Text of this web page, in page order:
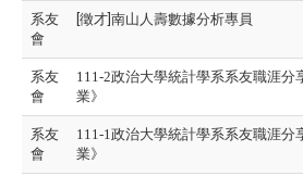
系友
會
[徵才]南山人壽數據分析專員
系友
會
111-2政治大學統計學系系友職涯分
業》
系友
會
111-1政治大學統計學系系友職涯分
業》